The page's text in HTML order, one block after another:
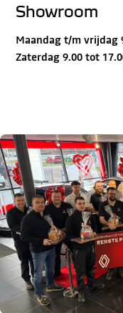
Showroom
Maandag t/m vrijdag
Zaterdag 9.00 tot